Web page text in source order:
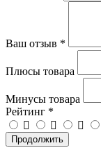
Ваш отзыв *
Плюсы товара
Минусы товара
Рейтинг *
Продолжить